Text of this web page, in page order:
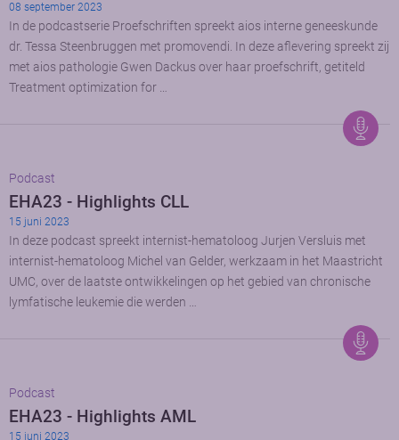
08 september 2023
In de podcastserie Proefschriften spreekt aios interne geneeskunde
dr. Tessa Steenbruggen met promovendi. In deze aflevering spreekt zij
met aios pathologie Gwen Dackus over haar proefschrift, getiteld
Treatment optimization for …
Podcast
EHA23 - Highlights CLL
15 juni 2023
In deze podcast spreekt internist-hematoloog Jurjen Versluis met
internist-hematoloog Michel van Gelder, werkzaam in het Maastricht
UMC, over de laatste ontwikkelingen op het gebied van chronische
lymfatische leukemie die werden …
Podcast
EHA23 - Highlights AML
15 juni 2023